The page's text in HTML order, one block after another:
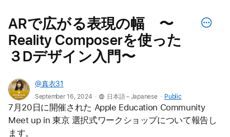
ARで広がる表現の幅 〜
Reality Composerを使った
３Dデザイン入門〜
@真衣31
September 16, 2024 . 日本語 – Japanese . Public
7月20日に開催された Apple Education Community
Meet up in 東京 選択式ワークショップについて報告し
ます。